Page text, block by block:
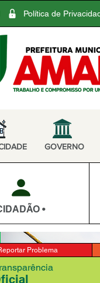
Política de
GOVERNO
•
Problema